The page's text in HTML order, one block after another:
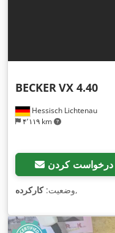
Hessisch Lichtenau
۴٬۱۱۹ km
BECKERVX 4.40
درخواست کردن
وضعیت:کارکرده ,